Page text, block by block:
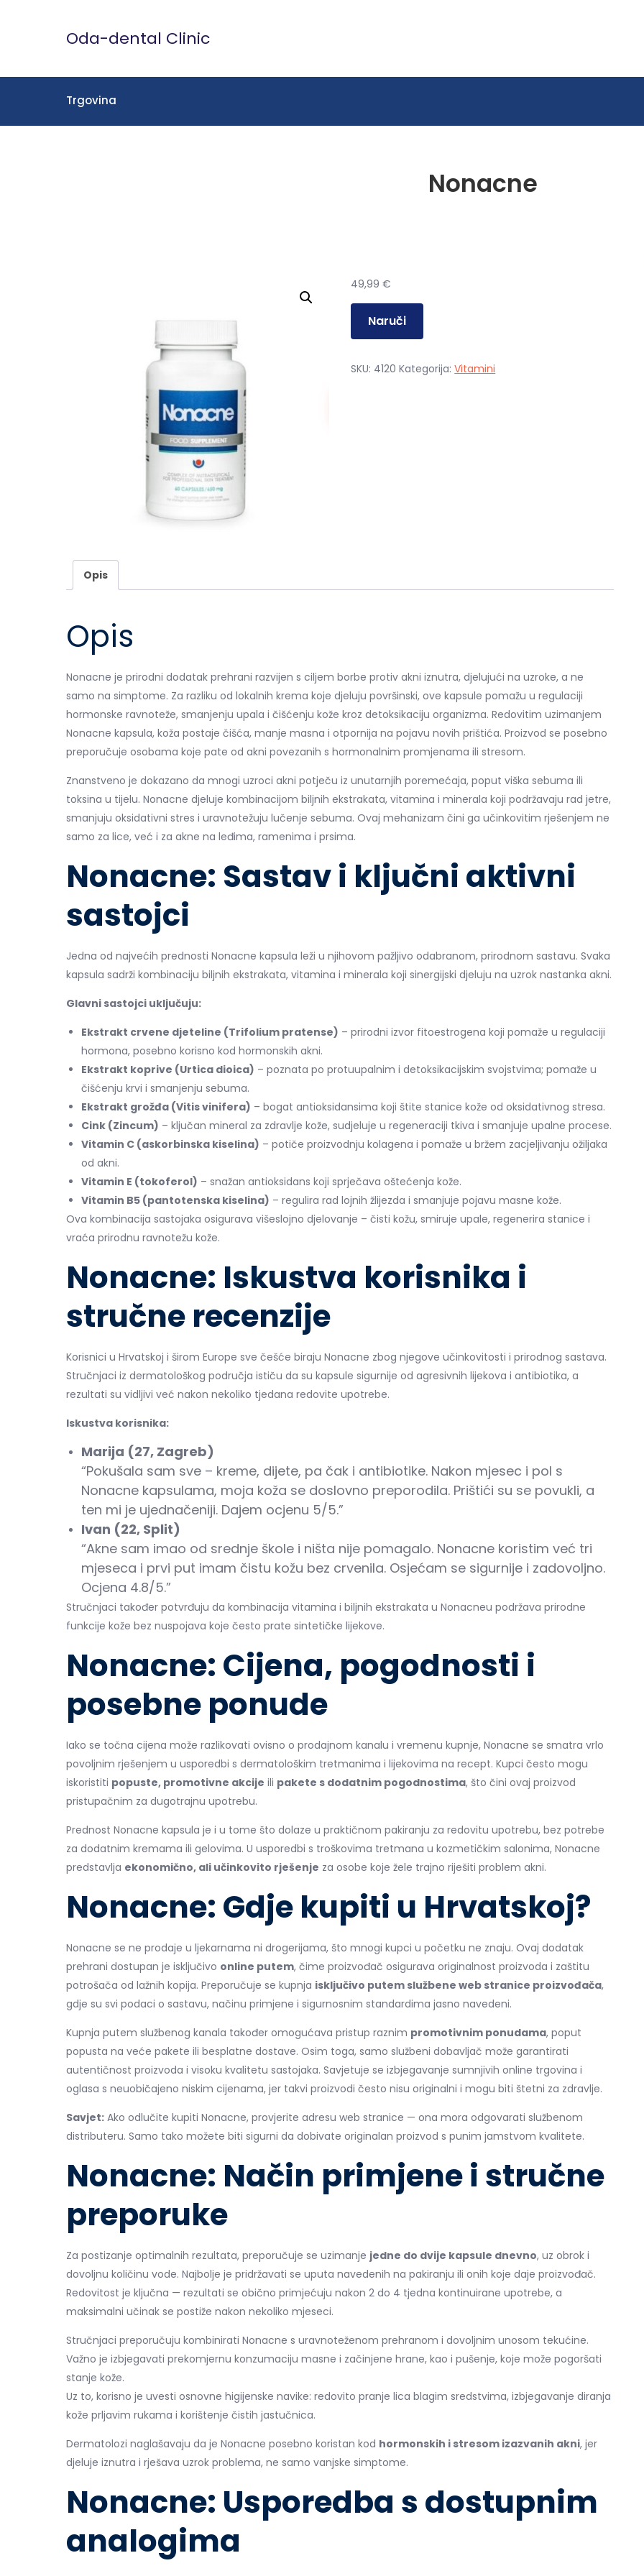
Oda-dental Clinic
Trgovina
Nonacne
49,99€
Naruči
SKU: 4120 Kategorija:Vitamini
Opis
Opis
Nonacne je prirodni dodatak prehrani razvijen s ciljem borbe protiv akni iznutra, djelujući na uzroke, a ne
samo na simptome. Za razliku od lokalnih krema koje djeluju površinski, ove kapsule pomažu u regulaciji
hormonske ravnoteže, smanjenju upala i čišćenju kože kroz detoksikaciju organizma. Redovitim uzimanjem
Nonacne kapsula, koža postaje čišća, manje masna i otpornija na pojavu novih prištića. Proizvod se posebno
preporučuje osobama koje pate od akni povezanih s hormonalnim promjenama ili stresom.
Znanstveno je dokazano da mnogi uzroci akni potječu iz unutarnjih poremećaja, poput viška sebuma ili
toksina u tijelu. Nonacne djeluje kombinacijom biljnih ekstrakata, vitamina i minerala koji podržavaju rad jetre,
smanjuju oksidativni stres i uravnotežuju lučenje sebuma. Ovaj mehanizam čini ga učinkovitim rješenjem ne
samo za lice, već i za akne na leđima, ramenima i prsima.
Nonacne: Sastav i ključni aktivni
sastojci
Jedna od najvećih prednosti Nonacne kapsula leži u njihovom pažljivo odabranom, prirodnom sastavu. Svaka
kapsula sadrži kombinaciju biljnih ekstrakata, vitamina i minerala koji sinergijski djeluju na uzrok nastanka akni.
Glavni sastojci uključuju:
Ekstrakt crvene djeteline (Trifolium pratense) – prirodni izvor fitoestrogena koji pomaže u regulaciji
hormona, posebno korisno kod hormonskih akni.
Ekstrakt koprive (Urtica dioica) – poznata po protuupalnim i detoksikacijskim svojstvima; pomaže u
čišćenju krvi i smanjenju sebuma.
Ekstrakt grožđa (Vitis vinifera) – bogat antioksidansima koji štite stanice kože od oksidativnog stresa.
Cink (Zincum) – ključan mineral za zdravlje kože, sudjeluje u regeneraciji tkiva i smanjuje upalne procese.
Vitamin C (askorbinska kiselina) – potiče proizvodnju kolagena i pomaže u bržem zacjeljivanju ožiljaka
od akni.
Vitamin E (tokoferol) – snažan antioksidans koji sprječava oštećenja kože.
Vitamin B5 (pantotenska kiselina) – regulira rad lojnih žlijezda i smanjuje pojavu masne kože.
Ova kombinacija sastojaka osigurava višeslojno djelovanje – čisti kožu, smiruje upale, regenerira stanice i
vraća prirodnu ravnotežu kože.
Nonacne: Iskustva korisnika i
stručne recenzije
Korisnici u Hrvatskoj i širom Europe sve češće biraju Nonacne zbog njegove učinkovitosti i prirodnog sastava.
Stručnjaci iz dermatološkog područja ističu da su kapsule sigurnije od agresivnih lijekova i antibiotika, a
rezultati su vidljivi već nakon nekoliko tjedana redovite upotrebe.
Iskustva korisnika:
Marija (27, Zagreb)
“Pokušala sam sve – kreme, dijete, pa čak i antibiotike. Nakon mjesec i pol s
Nonacne kapsulama, moja koža se doslovno preporodila. Prištići su se povukli, a
ten mi je ujednačeniji. Dajem ocjenu 5/5.”
Ivan (22, Split)
“Akne sam imao od srednje škole i ništa nije pomagalo. Nonacne koristim već tri
mjeseca i prvi put imam čistu kožu bez crvenila. Osjećam se sigurnije i zadovoljno.
Ocjena 4.8/5.”
Stručnjaci također potvrđuju da kombinacija vitamina i biljnih ekstrakata u Nonacneu podržava prirodne
funkcije kože bez nuspojava koje često prate sintetičke lijekove.
Nonacne: Cijena, pogodnosti i
posebne ponude
Iako se točna cijena može razlikovati ovisno o prodajnom kanalu i vremenu kupnje, Nonacne se smatra vrlo
povoljnim rješenjem u usporedbi s dermatološkim tretmanima i lijekovima na recept. Kupci često mogu
iskoristiti popuste, promotivne akcije ili pakete s dodatnim pogodnostima, što čini ovaj proizvod
pristupačnim za dugotrajnu upotrebu.
Prednost Nonacne kapsula je i u tome što dolaze u praktičnom pakiranju za redovitu upotrebu, bez potrebe
za dodatnim kremama ili gelovima. U usporedbi s troškovima tretmana u kozmetičkim salonima, Nonacne
predstavlja ekonomično, ali učinkovito rješenje za osobe koje žele trajno riješiti problem akni.
Nonacne: Gdje kupiti u Hrvatskoj?
Nonacne se ne prodaje u ljekarnama ni drogerijama, što mnogi kupci u početku ne znaju. Ovaj dodatak
prehrani dostupan je isključivo online putem, čime proizvođač osigurava originalnost proizvoda i zaštitu
potrošača od lažnih kopija. Preporučuje se kupnja isključivo putem službene web stranice proizvođača,
gdje su svi podaci o sastavu, načinu primjene i sigurnosnim standardima jasno navedeni.
Kupnja putem službenog kanala također omogućava pristup raznim promotivnim ponudama, poput
popusta na veće pakete ili besplatne dostave. Osim toga, samo službeni dobavljač može garantirati
autentičnost proizvoda i visoku kvalitetu sastojaka. Savjetuje se izbjegavanje sumnjivih online trgovina i
oglasa s neuobičajeno niskim cijenama, jer takvi proizvodi često nisu originalni i mogu biti štetni za zdravlje.
Savjet: Ako odlučite kupiti Nonacne, provjerite adresu web stranice — ona mora odgovarati službenom
distributeru. Samo tako možete biti sigurni da dobivate originalan proizvod s punim jamstvom kvalitete.
Nonacne: Način primjene i stručne
preporuke
Za postizanje optimalnih rezultata, preporučuje se uzimanje jedne do dvije kapsule dnevno, uz obrok i
dovoljnu količinu vode. Najbolje je pridržavati se uputa navedenih na pakiranju ili onih koje daje proizvođač.
Redovitost je ključna — rezultati se obično primjećuju nakon 2 do 4 tjedna kontinuirane upotrebe, a
maksimalni učinak se postiže nakon nekoliko mjeseci.
Stručnjaci preporučuju kombinirati Nonacne s uravnoteženom prehranom i dovoljnim unosom tekućine.
Važno je izbjegavati prekomjernu konzumaciju masne i začinjene hrane, kao i pušenje, koje može pogoršati
stanje kože.
Uz to, korisno je uvesti osnovne higijenske navike: redovito pranje lica blagim sredstvima, izbjegavanje diranja
kože prljavim rukama i korištenje čistih jastučnica.
Dermatolozi naglašavaju da je Nonacne posebno koristan kod hormonskih i stresom izazvanih akni, jer
djeluje iznutra i rješava uzrok problema, ne samo vanjske simptome.
Nonacne: Usporedba s dostupnim
analogima